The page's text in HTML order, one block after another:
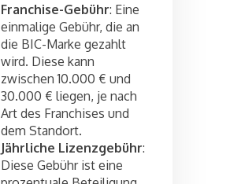
Franchise-Gebühr: Eine
einmalige Gebühr, die an
die BIC-Marke gezahlt
wird. Diese kann
zwischen 10.000 € und
30.000 € liegen, je nach
Art des Franchises und
dem Standort.
Jährliche Lizenzgebühr:
Diese Gebühr ist eine